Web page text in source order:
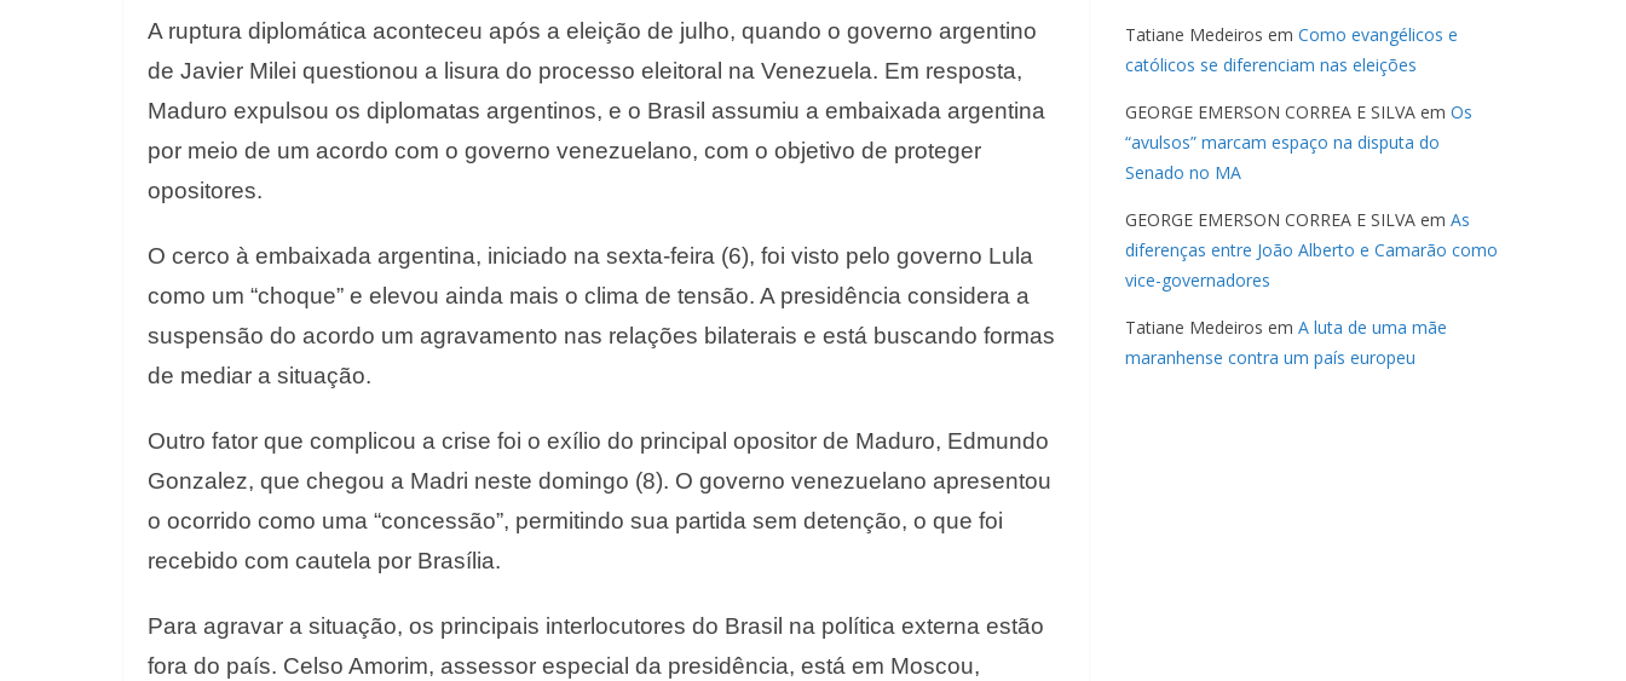
A ruptura diplomática aconteceu após a eleição de julho, quando o governo argentino
de Javier Milei questionou a lisura do processo eleitoral na Venezuela. Em resposta,
Maduro expulsou os diplomatas argentinos, e o Brasil assumiu a embaixada argentina
por meio de um acordo com o governo venezuelano, com o objetivo de proteger
opositores.
O cerco à embaixada argentina, iniciado na sexta-feira (6), foi visto pelo governo Lula
como um “choque” e elevou ainda mais o clima de tensão. A presidência considera a
suspensão do acordo um agravamento nas relações bilaterais e está buscando formas
de mediar a situação.
Outro fator que complicou a crise foi o exílio do principal opositor de Maduro, Edmundo
Gonzalez, que chegou a Madri neste domingo (8). O governo venezuelano apresentou
o ocorrido como uma “concessão”, permitindo sua partida sem detenção, o que foi
recebido com cautela por Brasília.
Para agravar a situação, os principais interlocutores do Brasil na política externa estão
fora do país. Celso Amorim, assessor especial da presidência, está em Moscou,
Tatiane Medeiros em Como evangélicos e
católicos se diferenciam nas eleições
GEORGE EMERSON CORREA E SILVA em Os
“avulsos” marcam espaço na disputa do
Senado no MA
GEORGE EMERSON CORREA E SILVA em As
diferenças entre João Alberto e Camarão como
vice-governadores
Tatiane Medeiros em A luta de uma mãe
maranhense contra um país europeu